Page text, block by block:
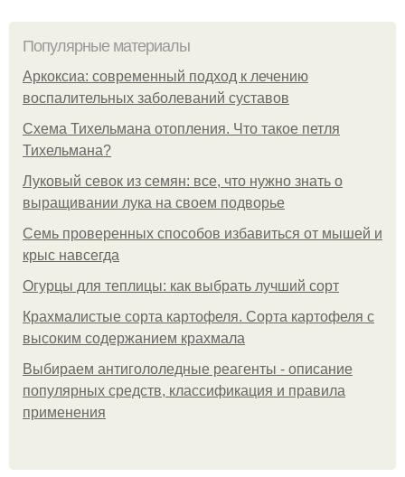
Популярные материалы
Аркоксиа: современный подход к лечению
воспалительных заболеваний суставов
Схема Тихельмана отопления. Что такое петля
Тихельмана?
Луковый севок из семян: все, что нужно знать о
выращивании лука на своем подворье
Семь проверенных способов избавиться от мышей и
крыс навсегда
Огурцы для теплицы: как выбрать лучший сорт
Крахмалистые сорта картофеля. Сорта картофеля с
высоким содержанием крахмала
Выбираем антигололедные реагенты - описание
популярных средств, классификация и правила
применения